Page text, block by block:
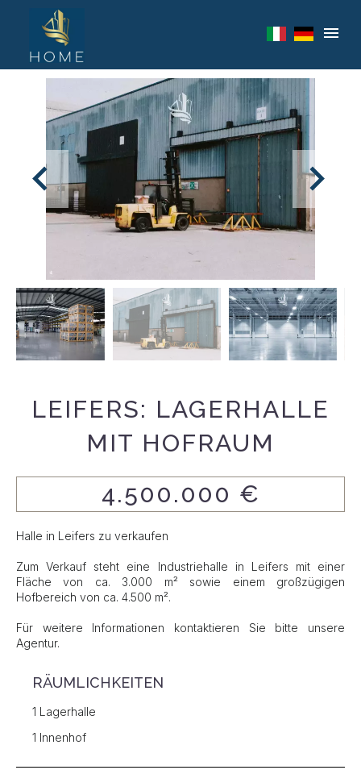
LEIFERS: LAGERHALLE
MIT HOFRAUM
4.500.000 €
Halle in Leifers zu verkaufen
Zum Verkauf steht eine Industriehalle in Leifers mit einer
Fläche von ca. 3.000 m² sowie einem großzügigen
Hofbereich von ca. 4.500 m².
Für weitere Informationen kontaktieren Sie bitte unsere
Agentur.
RÄUMLICHKEITEN
1 Lagerhalle
1 Innenhof